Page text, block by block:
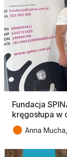
Fundacja
kręgosłupa
● Anna